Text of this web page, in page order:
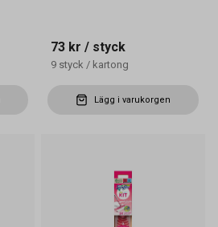
73 kr / styck
9 styck / kartong
Lägg i varukorgen